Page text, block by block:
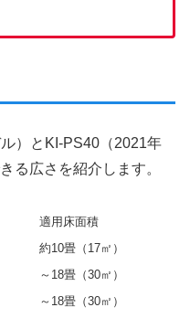
）とKI-PS40（2021年
る広さを紹介します。
適用床面積
約10畳（17㎡）
～18畳（30㎡）
～18畳（30㎡）